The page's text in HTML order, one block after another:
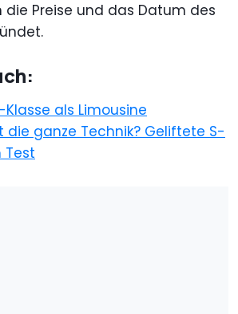
Preise und das Datum des
als Limousine
ganze Technik? Geliftete S-
Test